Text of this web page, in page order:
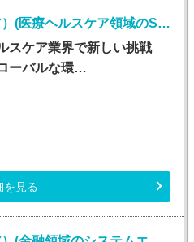
SE（システムエンジニア）(医療ヘルスケア領域のSE/随時入社/正社員)
スケア業界で新しい挑戦
ーバルな環…
を見る